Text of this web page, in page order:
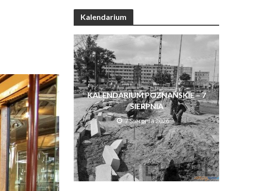
Kalendarium
KALENDARIUM POZNAŃSKIE – 7
SIERPNIA
7 Sierpnia 2026